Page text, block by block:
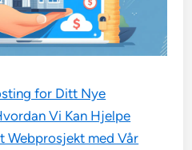
for Ditt Nye
Vi Kan Hjelpe
Webprosjekt med Vår